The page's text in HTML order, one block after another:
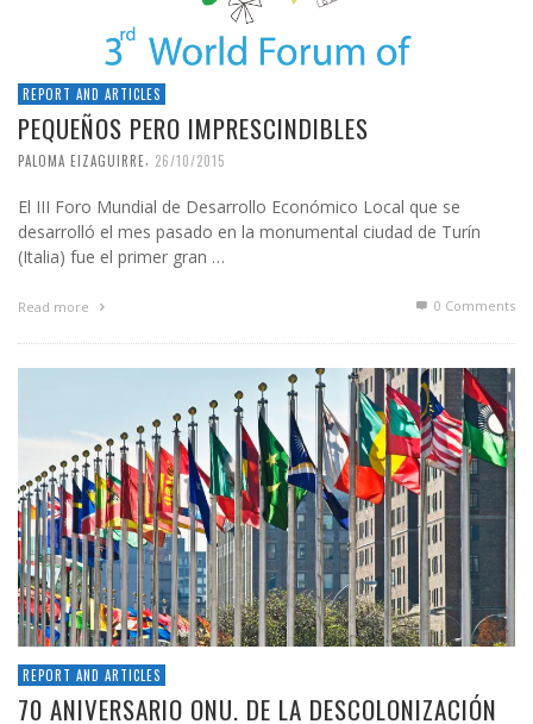
REPORT AND ARTICLES
PEQUEÑOS PERO IMPRESCINDIBLES
PALOMA EIZAGUIRRE 26/10/2015
El III Foro Mundial de Desarrollo Económico Local que se
desarrolló el mes pasado en la monumental ciudad de Turín
(Italia) fue el primer gran …
Read more 0 Comments
REPORT AND ARTICLES
70 ANIVERSARIO ONU. DE LA DESCOLONIZACIÓN